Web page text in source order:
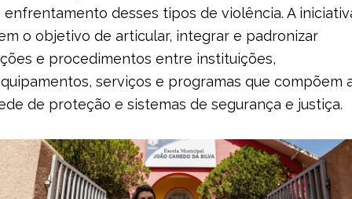
enfrentamento desses tipos de violência. A
o objetivo de articular, integrar e padronizar
e procedimentos entre instituições,
serviços e programas que compõem
de proteção e sistemas de segurança e justiça.